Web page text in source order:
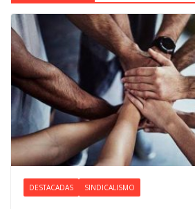
DESTACADAS SINDICALISMO